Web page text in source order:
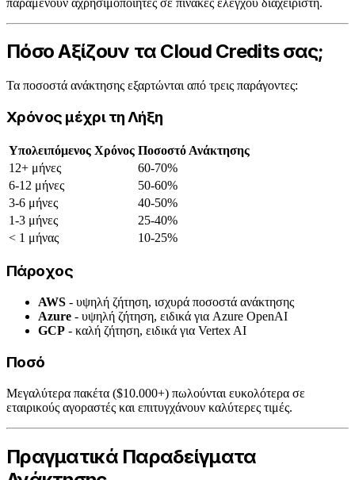
Πόσο Αξίζουν τα Cloud Credits σας;
Τα ποσοστά ανάκτησης εξαρτώνται από τρεις παράγοντες:
Χρόνος μέχρι τη Λήξη
Υπολειπόμενος Χρόνος Ποσοστό Ανάκτησης
12+ μήνες
60-70%
6-12 μήνες
50-60%
3-6 μήνες
40-50%
1-3 μήνες
25-40%
< 1 μήνας
10-25%
Πάροχος
AWS - υψηλή ζήτηση, ισχυρά ποσοστά ανάκτησης
Azure - υψηλή ζήτηση, ειδικά για Azure OpenAI
GCP - καλή ζήτηση, ειδικά για Vertex AI
Ποσό
Μεγαλύτερα πακέτα ($10.000+) πωλούνται ευκολότερα σε
εταιρικούς αγοραστές και επιτυγχάνουν καλύτερες τιμές.
Πραγματικά Παραδείγματα